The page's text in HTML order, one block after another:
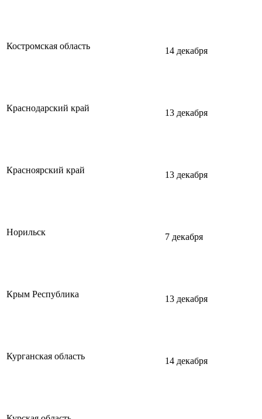
Костромская область 14 декабря
Краснодарский край 13 декабря
Красноярский край 13 декабря
Норильск 7 декабря
Крым Республика 13 декабря
Курганская область 14 декабря